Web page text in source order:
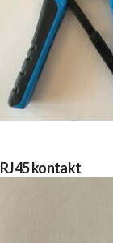
RJ45 kontakt